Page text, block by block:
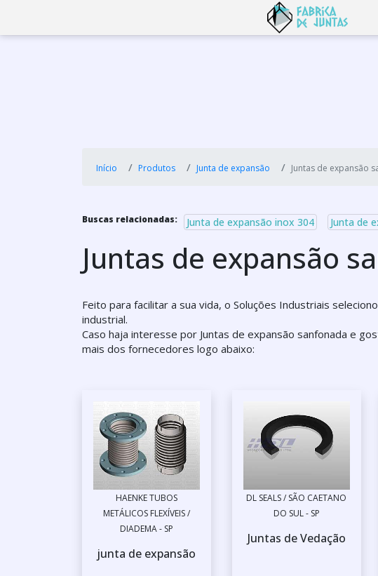
Início Produtos Junta de expansão Juntas de expansão
Buscas relacionadas: Junta de expansão inox 304 Junta de
Juntas de expansão
Feito para facilitar a sua vida, o Soluções Industriais
industrial.
Caso haja interesse por Juntas de expansão sanfonada e
mais dos fornecedores logo abaixo:
HAENKE TUBOS
METÁLICOS FLEXÍVEIS /
DIADEMA - SP
junta de expansão
DL SEALS / SÃO CAETANO
DO SUL - SP
Juntas de Vedação